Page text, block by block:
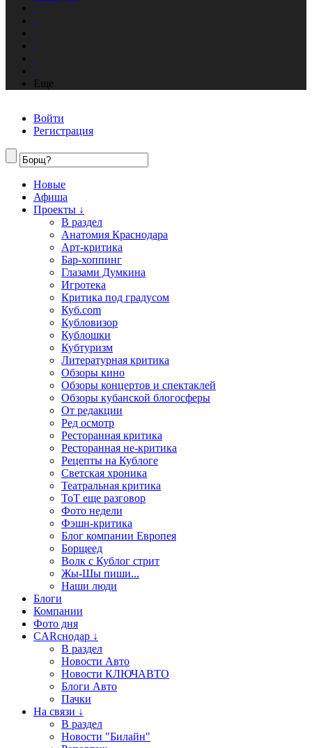
Еще
Войти
Регистрация
Новые
Афиша
Проекты ↓
В раздел
Анатомия Краснодара
Арт-критика
Бар-хоппинг
Глазами Думкина
Игротека
Критика под градусом
Куб.com
Кубловизор
Кублошки
Кубтуризм
Литературная критика
Обзоры кино
Обзоры концертов и спектаклей
Обзоры кубанской блогосферы
От редакции
Ред осмотр
Ресторанная критика
Ресторанная не-критика
Рецепты на Кублоге
Светская хроника
Театральная критика
ТоТ еще разговор
Фото недели
Фэшн-критика
Блог компании Европея
Борщеед
Волк с Кублог стрит
Жы-Шы пиши...
Наши люди
Блоги
Компании
Фото дня
CARснодар ↓
В раздел
Новости Авто
Новости КЛЮЧАВТО
Блоги Авто
Пачки
На связи ↓
В раздел
Новости "Билайн"